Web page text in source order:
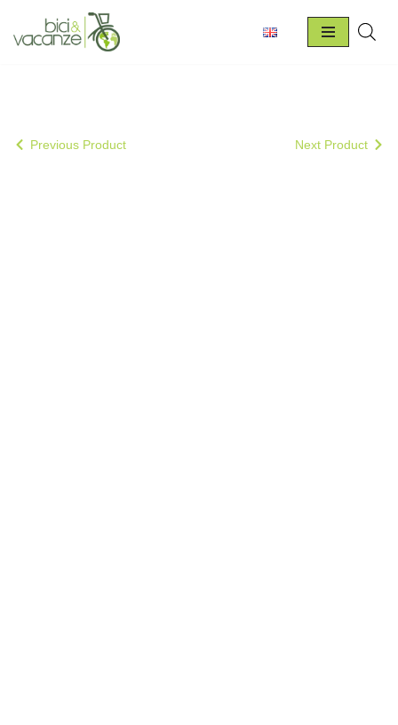
Vai
Previous Product Next Product